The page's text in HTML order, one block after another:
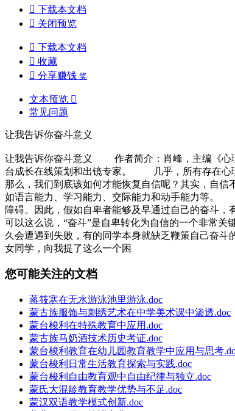
 下载本文档
 关闭预览
 下载本文档
 收藏
 分享赚钱 奖
文本预览 
常见问题
让我告诉你奋斗意义
让我告诉你奋斗意义 作者简介：肖峰，主编《心理
台成长在线策划和出镜专家。 几乎，所有存在心
那么，我们到底该如何才能恢复自信呢？其实，自
如语言能力、学习能力、交际能力和动手能力等。
障碍。因此，假如自卑者能够及早通过自己的奋斗
可以这么说，“奋斗”是自卑转化为自信的一个非常
久会遭遇到失败，有的同学本身就缺乏鞭策自己奋
女同学，向我提了这么一个困
您可能关注的文档
蒋筱寒在无水游泳池里游泳.doc
蒙古族服饰与刺绣艺术在中学美术课中渗透.doc
蒙台梭利在特殊教育中应用.doc
蒙古族马奶酒技术历史考证.doc
蒙台梭利教育在幼儿园教育教学中应用与思考
蒙台梭利日常生活教育探索与实践.doc
蒙台梭利自由教育观中自由纪律与独立.doc
蒙氏大混龄教育教学优势与不足.doc
蒙汉双语教学模式创新.doc